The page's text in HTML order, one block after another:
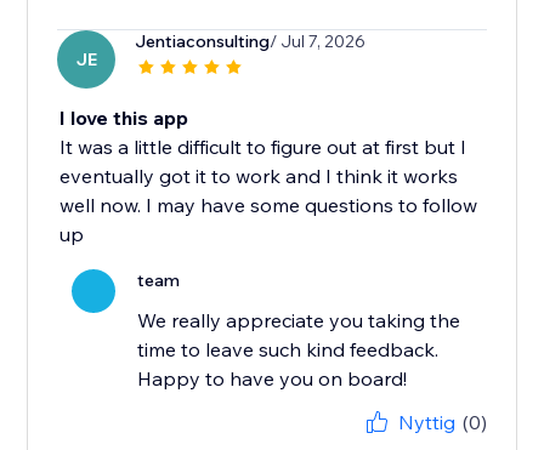
JE
Jentiaconsulting/ Jul 7, 2026
I love this app
It was a little difficult to figure out at first but I
eventually got it to work and I think it works
well now. I may have some questions to follow
up
team
We really appreciate you taking the
time to leave such kind feedback.
Happy to have you on board!
Nyttig (0)